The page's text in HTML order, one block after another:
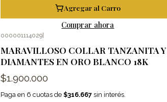
Agregar al Carro
Comprar ahora
000001114029|
MARAVILLOSO COLLAR TANZANITA Y
DIAMANTES EN ORO BLANCO 18K
$1.900.000
Paga en 6 cuotas de $316.667sin interés.